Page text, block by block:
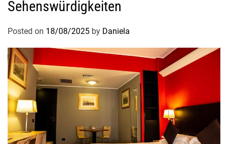
n
n
c
t
i
e
O
Sehenswürdigkeiten
Posted on 18/08/2025 by Daniela